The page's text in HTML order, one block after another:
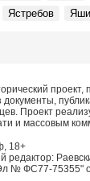
Ястребов
проект,
Проект
и массовым
18+
редактор:
№ ФС77-75355"